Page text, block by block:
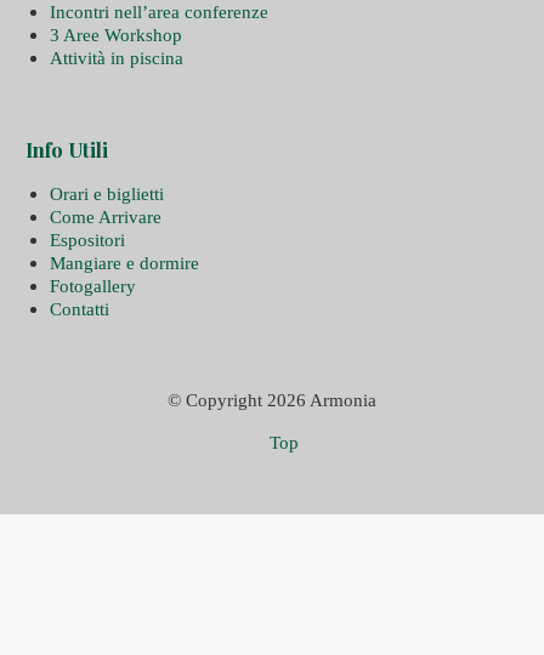
Incontri nell’area conferenze
3 Aree Workshop
Attività in piscina
Info Utili
Orari e biglietti
Come Arrivare
Espositori
Mangiare e dormire
Fotogallery
Contatti
© Copyright 2026 Armonia
Top